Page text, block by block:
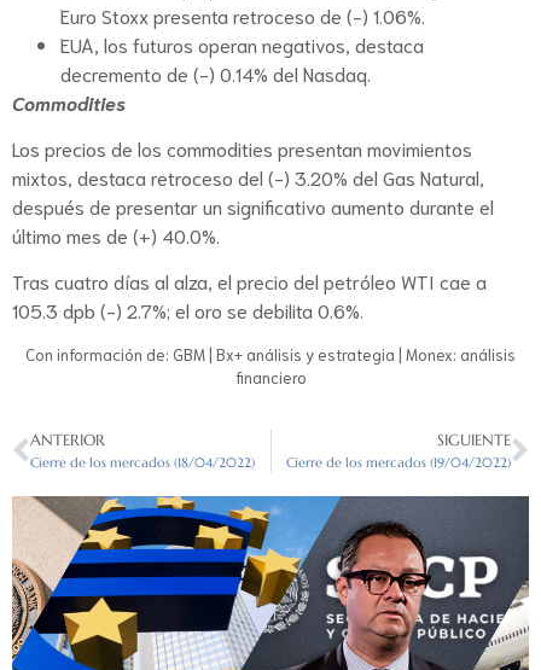
Euro Stoxx presenta retroceso de (-) 1.06%.
EUA, los futuros operan negativos, destaca
decremento de (-) 0.14% del Nasdaq.
Commodities
Los precios de los commodities presentan movimientos
mixtos, destaca retroceso del (-) 3.20% del Gas Natural,
después de presentar un significativo aumento durante el
último mes de (+) 40.0%.
Tras cuatro días al alza, el precio del petróleo WTI cae a
105.3 dpb (-) 2.7%; el oro se debilita 0.6%.
Con información de: GBM | Bx+ análisis y estrategia | Monex: análisis
financiero
ANTERIOR
Cierre de los mercados (18/04/2022)
SIGUIENTE
Cierre de los mercados (19/04/2022)